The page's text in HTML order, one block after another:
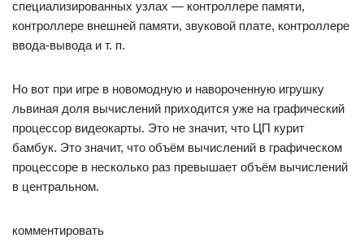
специализированных узлах — контроллере памяти,
контроллере внешней памяти, звуковой плате, контроллере
ввода-вывода и т. п.
Но вот при игре в новомодную и навороченную игрушку
львиная доля вычислений приходится уже на графический
процессор видеокарты. Это не значит, что ЦП курит
бамбук. Это значит, что объём вычислений в графическом
процессоре в несколько раз превышает объём вычислений
в центральном.
комментировать